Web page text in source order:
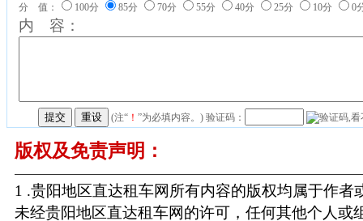
分 值：
100分 85分 70分 55分 40分 25分 10分 0
内 容：
(注“ ！ ”为必填内容。) 验证码：
版权及免责声明：
1 .贵阳地区直达租车网所有内容的版权均属于作者
未经贵阳地区直达租车网的许可，任何其他个人或